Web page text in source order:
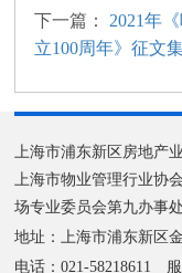
下一篇： 2021年
立100周年》征文
上海市浦东新区房地产
上海市物业管理行业协
场专业委员会第九办
地址：上海市浦东新区
电话：021-58218611